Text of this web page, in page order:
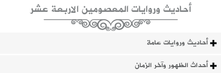
أحاديث وروايات المعصومين الاربعة عشر
أحاديث وروايات عامة
أحداث الظهور وآخر الزمان